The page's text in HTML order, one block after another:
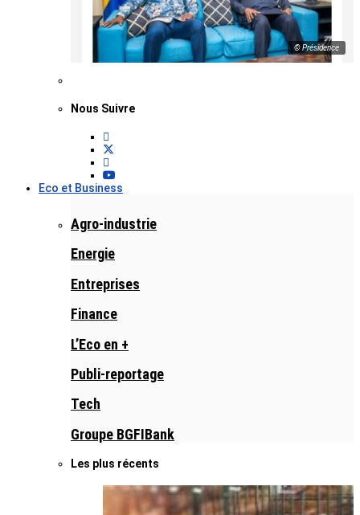
© Présidence
Nous Suivre
Eco et Business
Agro-industrie
Energie
Entreprises
Finance
L’Eco en +
Publi-reportage
Tech
Groupe BGFIBank
Les plus récents